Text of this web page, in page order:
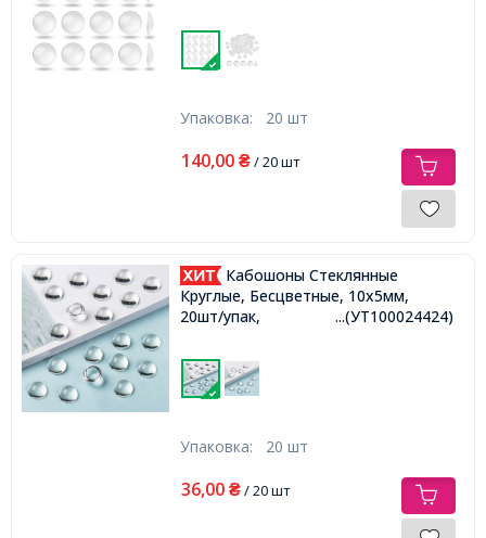
Упаковка: 20 шт
140,00 ₴/ 20 шт
Кабошоны Стеклянные
Круглые, Бесцветные, 10х5мм,
20шт/упак,
...(УТ100024424)
Упаковка: 20 шт
36,00 ₴/ 20 шт